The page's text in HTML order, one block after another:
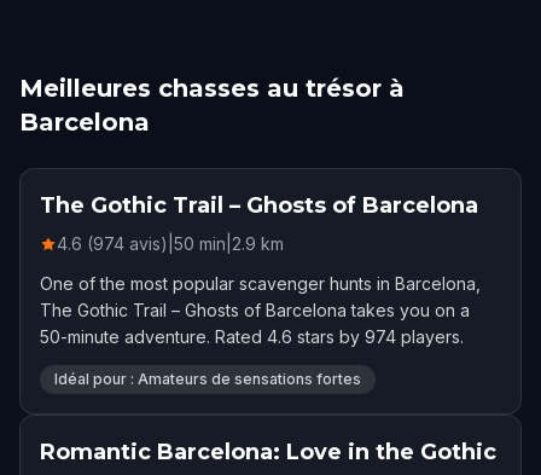
Meilleures chasses au trésor à
Barcelona
The Gothic Trail – Ghosts of Barcelona
4.6 (974 avis) 50 min 2.9 km
One of the most popular scavenger hunts in Barcelona,
The Gothic Trail – Ghosts of Barcelona takes you on a
50-minute adventure. Rated 4.6 stars by 974 players.
Idéal pour : Amateurs de sensations fortes
Romantic Barcelona: Love in the Gothic